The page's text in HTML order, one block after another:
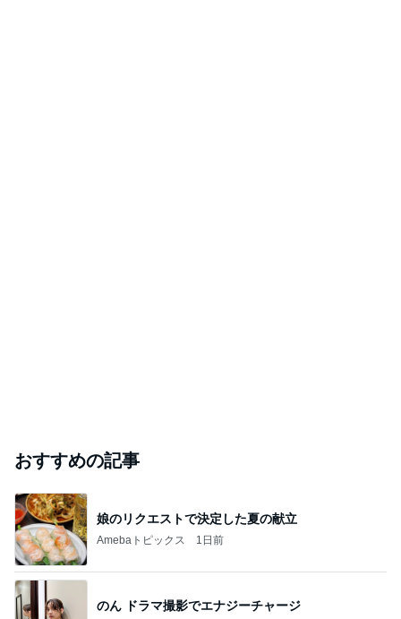
おすすめの記事
娘のリクエストで決定した夏の献立
Amebaトピックス 1日前
のん ドラマ撮影でエナジーチャージ